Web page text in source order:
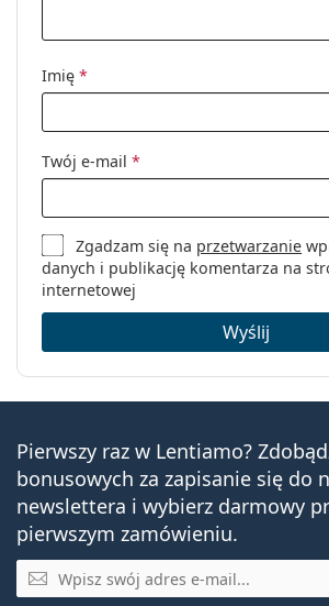
Producent:
MaxVUE
Inne
Kategoria:
Soczewki
Soczewki
Soczewki
Soczewki
Imię *
Twój e-mail *
Zgadzam się na przetwarzanie
danych i publikację komentarza na
internetowej
Wyślij
Pierwszy raz w Lentiamo?
bonusowych za zapisanie się do
newslettera i wybierz darmowy
pierwszym zamówieniu.
E-mail